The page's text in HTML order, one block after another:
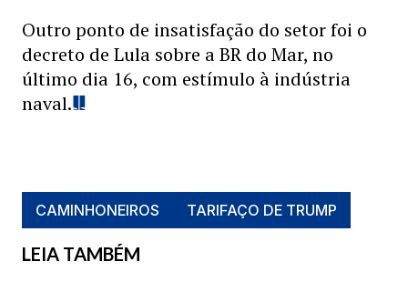
Outro ponto de insatisfação do setor foi o
decreto de Lula sobre a BR do Mar, no
último dia 16, com estímulo à indústria
naval.
CAMINHONEIROS TARIFAÇO DE TRUMP
LEIA TAMBÉM